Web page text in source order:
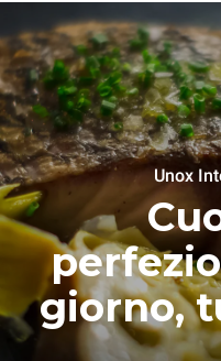
Unox
giorno,